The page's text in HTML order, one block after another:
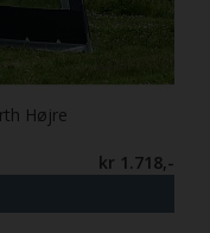
Højre
kr 1.718,-